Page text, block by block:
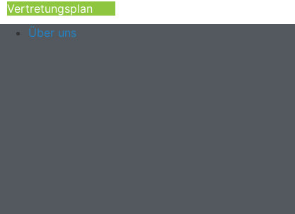
Vertretungsplan
Über uns